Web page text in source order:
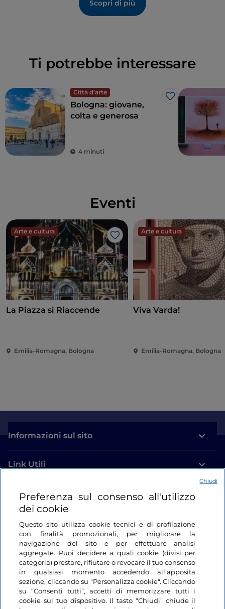
Scopri di più
Ti potrebbe interessare
Città d'arte
Like
Bologna: giovane,
colta e generosa
4 minuti
Eventi
Arte e cultura
Like
La Piazza si Riaccende
Emilia-Romagna, Bologna
Arte e cultura
Viva Varda!
Emilia-Romagna, Bologna
Informazioni sul sito
Link Utili
Login
Restiamo in contatto
Preferenza sul consenso all'utilizzo
dei cookie
Questo sito utilizza cookie tecnici e di profilazione
con finalità promozionali, per migliorare la
navigazione del sito e per effettuare analisi
aggregate. Puoi decidere a quali cookie (divisi per
categoria) prestare, rifiutare o revocare il tuo consenso
in qualsiasi momento accedendo all'apposita
sezione, cliccando su "Personalizza cookie". Cliccando
su “Consenti tutti”, accetti di memorizzare tutti i
cookie sul tuo dispositivo. Il tasto “Chiudi” chiude il
Chiudi